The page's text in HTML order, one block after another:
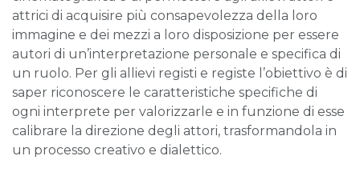
attrici di acquisire più consapevolezza della loro
immagine e dei mezzi a loro disposizione per essere
autori di un’interpretazione personale e specifica di
un ruolo. Per gli allievi registi e registe l’obiettivo è di
saper riconoscere le caratteristiche specifiche di
ogni interprete per valorizzarle e in funzione di esse
calibrare la direzione degli attori, trasformandola in
un processo creativo e dialettico.